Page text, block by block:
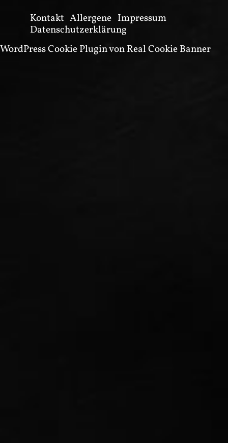
Kontakt Allergene Impressum
Datenschutzerklärung
WordPress Cookie Plugin von Real Cookie Banner